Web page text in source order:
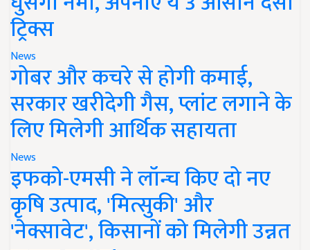
ट्रिक्स
News
गोबर और कचरे से होगी कमाई,
सरकार खरीदेगी गैस, प्लांट लगाने के
लिए मिलेगी आर्थिक सहायता
News
इफको-एमसी ने लॉन्च किए दो नए
कृषि उत्पाद, 'मित्सुकी' और
'नेक्सावेट', किसानों को मिलेगी उन्नत